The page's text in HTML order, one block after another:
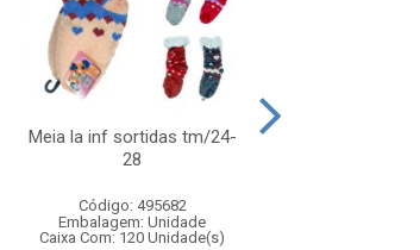
Meia la inf sortidas tm/24-
28
Código: 495682
Embalagem: Unidade
Caixa Com: 120 Unidade(s)